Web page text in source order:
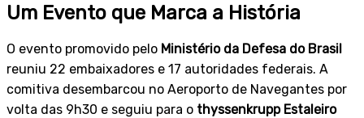
Um Evento que Marca a História
O evento promovido pelo Ministério da Defesa do Brasil
reuniu 22 embaixadores e 17 autoridades federais. A
comitiva desembarcou no Aeroporto de Navegantes por
volta das 9h30 e seguiu para o thyssenkrupp Estaleiro